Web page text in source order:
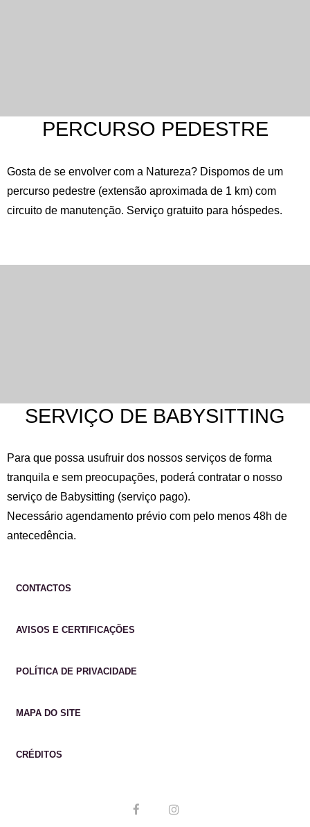
PERCURSO PEDESTRE
Gosta de se envolver com a Natureza? Dispomos de um
percurso pedestre (extensão aproximada de 1 km) com
circuito de manutenção. Serviço gratuito para hóspedes.
SERVIÇO DE BABYSITTING
Para que possa usufruir dos nossos serviços de forma
tranquila e sem preocupações, poderá contratar o nosso
serviço de Babysitting (serviço pago).
Necessário agendamento prévio com pelo menos 48h de
antecedência.
CONTACTOS
AVISOS E CERTIFICAÇÕES
POLÍTICA DE PRIVACIDADE
MAPA DO SITE
CRÉDITOS